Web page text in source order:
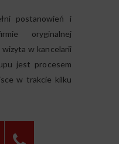
postanowień i
oryginalnej
w kancelarii
jest procesem
w trakcie kilku